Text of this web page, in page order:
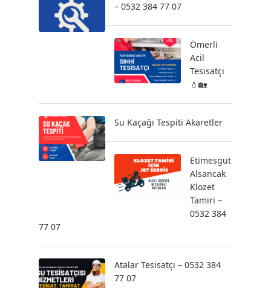
– 0532 384 77 07
Ömerli
Acil
Tesisatçı
💧🏡
Su Kaçağı Tespiti Akaretler
Etimesgut
Alsancak
Klozet
Tamiri –
0532 384
77 07
Atalar Tesisatçı – 0532 384
77 07